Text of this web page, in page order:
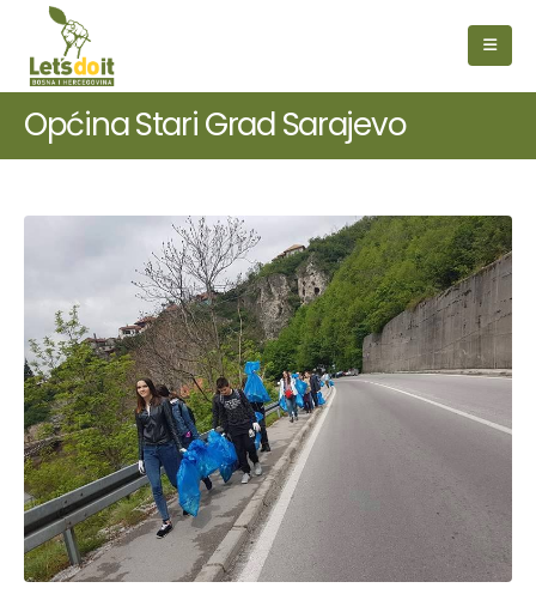
Općina Stari Grad Sarajevo